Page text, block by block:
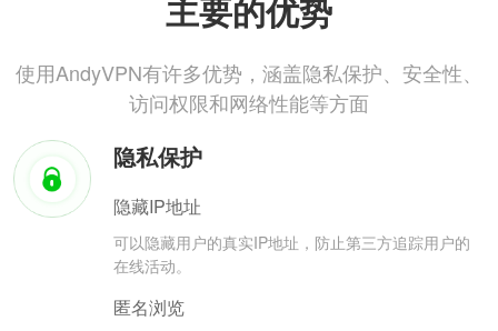
主要的优势
使用AndyVPN有许多优势，涵盖隐私保护、安全性、
访问权限和网络性能等方面
隐私保护
隐藏IP地址
可以隐藏用户的真实IP地址，防止第三方追踪用户的
在线活动。
匿名浏览